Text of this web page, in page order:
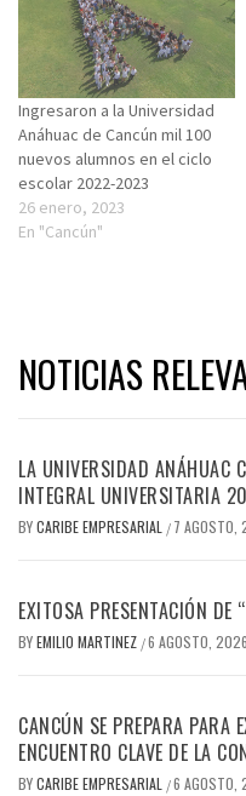
Ingresaron a la Universidad
Anáhuac de Cancún mil 100
nuevos alumnos en el ciclo
escolar 2022-2023
26 enero, 2023
En "Cancún"
NOTICIAS
LA UNIVERSIDAD ANÁHUAC
INTEGRAL UNIVERSITARIA
BYCARIBE EMPRESARIAL / 7 AGOSTO,
EXITOSA PRESENTACIÓN DE
BYEMILIO MARTINEZ /6 AGOSTO, 2026
CANCÚN SE PREPARA PARA
ENCUENTRO CLAVE DE LA
BYCARIBE EMPRESARIAL /6 AGOSTO,